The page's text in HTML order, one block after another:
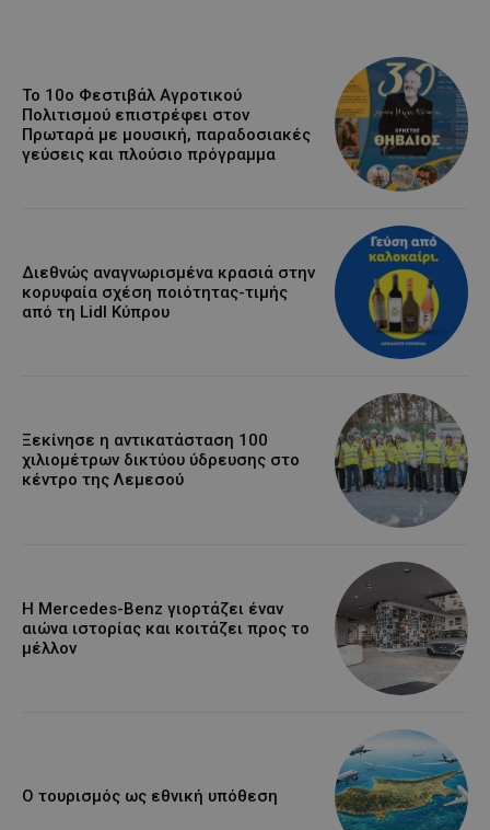
Το 10ο Φεστιβάλ Αγροτικού
Πολιτισμού επιστρέφει στον
Πρωταρά με μουσική, παραδοσιακές
γεύσεις και πλούσιο πρόγραμμα
Διεθνώς αναγνωρισμένα κρασιά στην
κορυφαία σχέση ποιότητας-τιμής
από τη Lidl Κύπρου
Ξεκίνησε η αντικατάσταση 100
χιλιομέτρων δικτύου ύδρευσης στο
κέντρο της Λεμεσού
Η Mercedes-Benz γιορτάζει έναν
αιώνα ιστορίας και κοιτάζει προς το
μέλλον
Ο τουρισμός ως εθνική υπόθεση